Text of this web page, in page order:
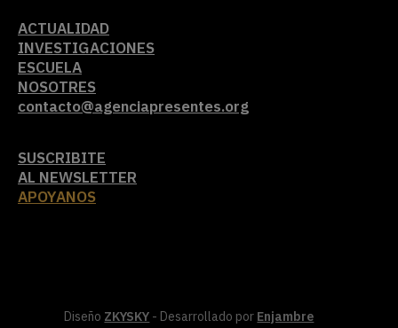
ACTUALIDAD
INVESTIGACIONES
ESCUELA
NOSOTRES
contacto@agenciapresentes.org
SUSCRIBITE
AL NEWSLETTER
APOYANOS
Diseño ZKYSKY - Desarrollado por Enjambre